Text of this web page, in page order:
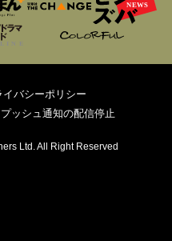
イバシーポリシー
プッシュ通知の配信停止
Ltd. All Right Reserved